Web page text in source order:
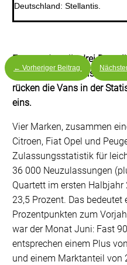
Deutschland: Stellantis.
Erst wurden alle drei
kontinentaleuropäischen
rücken die Vans in der
eins.
Vier Marken, zusammen
Citroen, Fiat Opel und
Zulassungsstatistik für
36 000 Neuzulassungen
Quartett im ersten
23,5 Prozent. Das
Prozentpunkten zum
war der Monat Juni: Fast
entsprechen einem Plus
und einem Marktanteil von
← Vorheriger Beitrag